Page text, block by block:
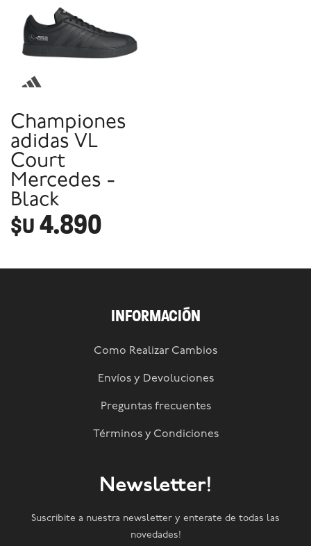
Championes
adidas VL
Court
Mercedes -
Black
$U 4.890
INFORMACIÓN
Como Realizar Cambios
Envíos y Devoluciones
Preguntas frecuentes
Términos y Condiciones
Newsletter!
Suscribite a nuestra newsletter y enterate de todas las
novedades!